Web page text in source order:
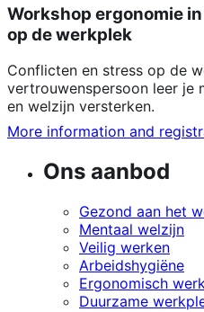
Workshop ergonomie
op de werkplek
Conflicten en stress op de
vertrouwenspersoon leer je
en welzijn versterken.
More information and
Ons aanbod
Gezond aan het
Mentaal welzijn
Veilig werken
Arbeidshygiëne
Ergonomisch
Duurzame